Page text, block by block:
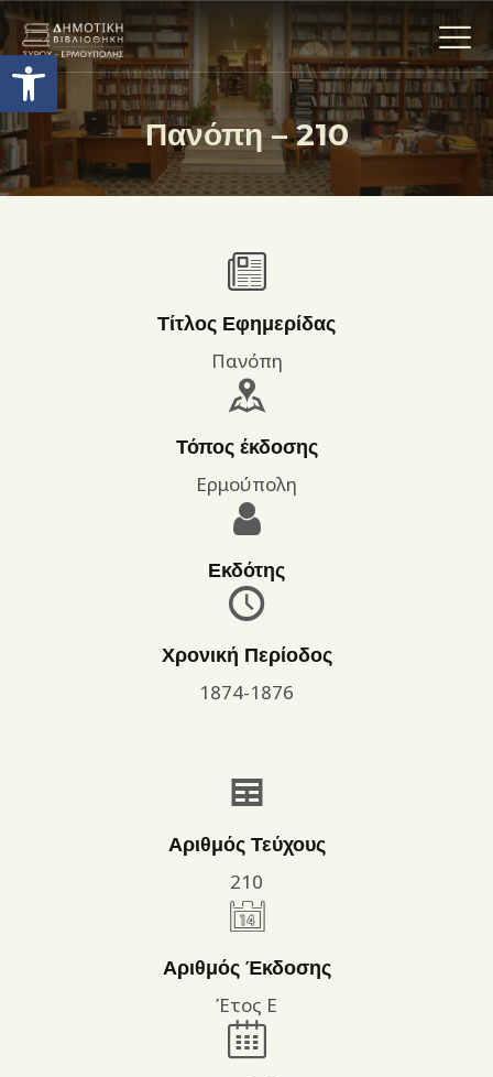
Ανοίξτε τη γραμμή εργαλείων
Πανόπη – 210
Η ΒΙΒΛΙΟΘΗΚΗ
ΟΙ ΣΥΛΛΟΓΈΣ
ΔΡΑΣΤΗΡΙΟΤΗΤΕΣ
ΕΠΙΚΟΙΝΩΝΊΑ
ΌΡΟΙ ΧΡΉΣΗΣ
Τίτλος Εφημερίδας
Πανόπη
Τόπος έκδοσης
Ερμούπολη
Εκδότης
Χρονική Περίοδος
1874-1876
Αριθμός Τεύχους
210
Αριθμός Έκδοσης
Έτος Ε